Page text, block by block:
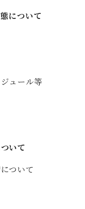
について
ュール等
いて
ついて